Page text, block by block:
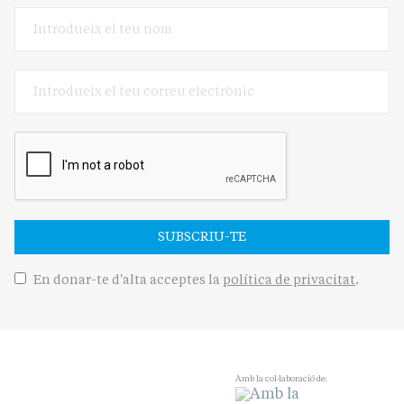
SUBSCRIU-TE
En donar-te d'alta acceptes la política de privacitat.
Amb la col·laboració de: